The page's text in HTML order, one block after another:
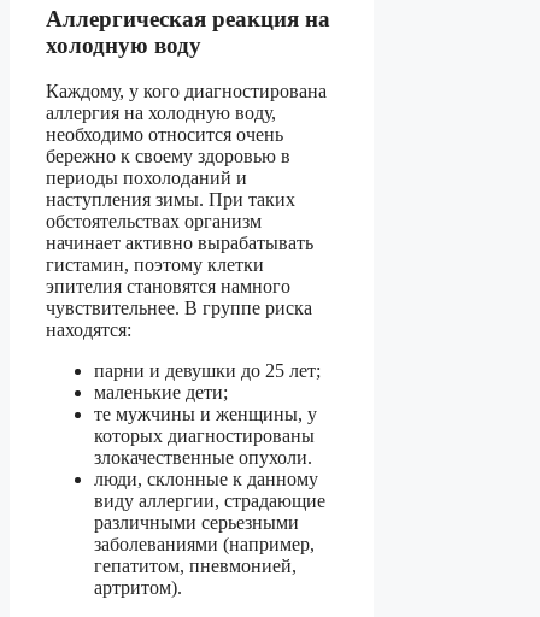
Аллергическая реакция на
холодную воду
Каждому, у кого диагностирована
аллергия на холодную воду,
необходимо относится очень
бережно к своему здоровью в
периоды похолоданий и
наступления зимы. При таких
обстоятельствах организм
начинает активно вырабатывать
гистамин, поэтому клетки
эпителия становятся намного
чувствительнее. В группе риска
находятся:
парни и девушки до 25 лет;
маленькие дети;
те мужчины и женщины, у
которых диагностированы
злокачественные опухоли.
люди, склонные к данному
виду аллергии, страдающие
различными серьезными
заболеваниями (например,
гепатитом, пневмонией,
артритом).